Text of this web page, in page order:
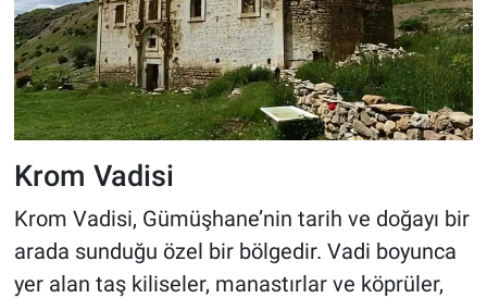
Krom Vadisi
Krom Vadisi, Gümüşhane’nin tarih ve doğayı bir
arada sunduğu özel bir bölgedir. Vadi boyunca
yer alan taş kiliseler, manastırlar ve köprüler,